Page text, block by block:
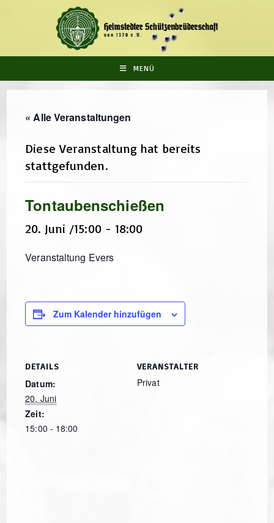
MENÜ
« Alle Veranstaltungen
Diese Veranstaltung hat bereits
stattgefunden.
Tontaubenschießen
20. Juni /15:00- 18:00
Veranstaltung Evers
Zum Kalender hinzufügen
DETAILS
Datum:
20. Juni
Zeit:
15:00 - 18:00
VERANSTALTER
Privat